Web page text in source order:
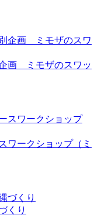
企画 ミモザのスワッ
ワークショップ（ミ
くり